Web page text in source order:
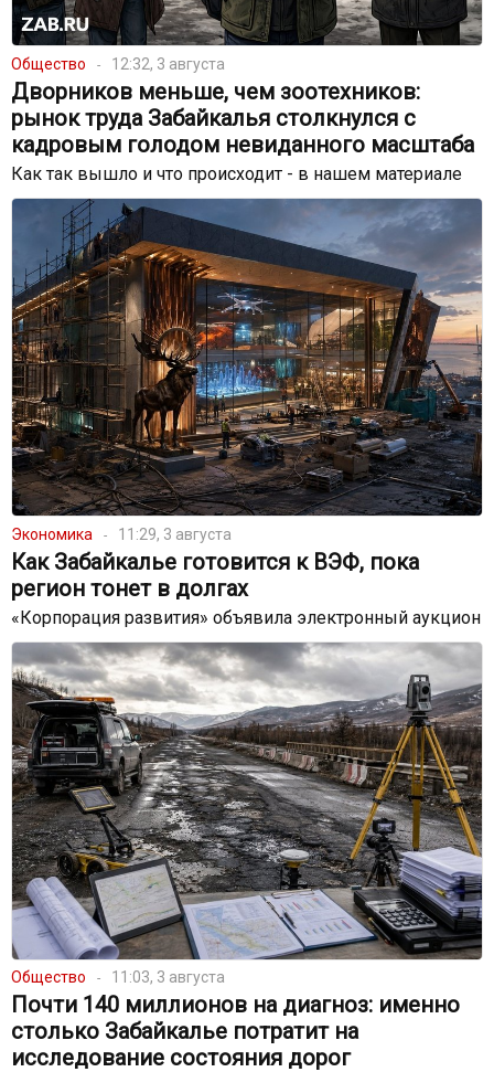
Общество 12:32, 3 августа
Дворников меньше, чем зоотехников:
рынок труда Забайкалья столкнулся с
кадровым голодом невиданного масштаба
Как так вышло и что происходит - в нашем материале
Экономика 11:29, 3 августа
Как Забайкалье готовится к ВЭФ, пока
регион тонет в долгах
«Корпорация развития» объявила электронный аукцион
Общество 11:03, 3 августа
Почти 140 миллионов на диагноз: именно
столько Забайкалье потратит на
исследование состояния дорог